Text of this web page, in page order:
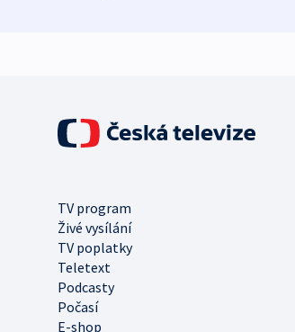
TV program
Živé vysílání
TV poplatky
Teletext
Podcasty
Počasí
E-shop